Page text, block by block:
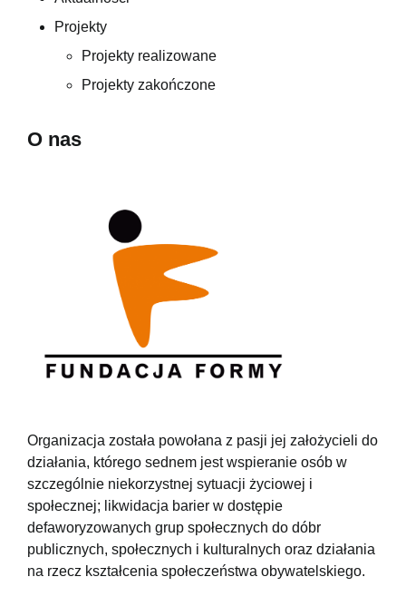
Projekty
Projekty realizowane
Projekty zakończone
O nas
Organizacja została powołana z pasji jej założycieli do
działania, którego sednem jest wspieranie osób w
szczególnie niekorzystnej sytuacji życiowej i
społecznej; likwidacja barier w dostępie
defaworyzowanych grup społecznych do dóbr
publicznych, społecznych i kulturalnych oraz działania
na rzecz kształcenia społeczeństwa obywatelskiego.